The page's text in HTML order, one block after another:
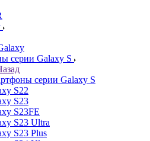
серии Galaxy S
серии Galaxy S
S22
S23
S23FE
S23 Ultra
S23 Plus